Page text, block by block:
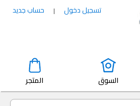
تسجيل دخول | حساب جديد
السوق المتجر